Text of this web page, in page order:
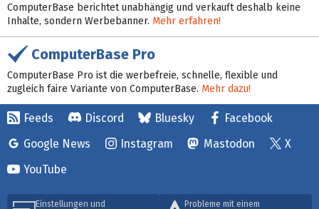
ComputerBase berichtet unabhängig und verkauft deshalb keine
Inhalte, sondern Werbebanner. Mehr erfahren!
ComputerBase Pro
ComputerBase Pro ist die werbefreie, schnelle, flexible und
zugleich faire Variante von ComputerBase. Mehr dazu!
Feeds Discord Bluesky
Facebook
Google News
Instagram Mastodon
X
YouTube
Einstellungen und Probleme mit einem